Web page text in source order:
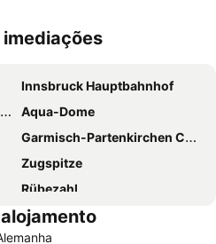
Innsbruck Hauptbahnhof
Aqua-Dome
Garmisch-Partenkirchen Casino
Zugspitze
Rübezahl
Heimatmuseum Achental
São Pedro e São Paulo